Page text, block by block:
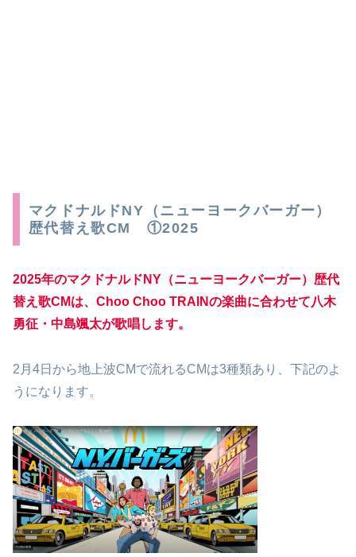
マクドナルドNY（ニューヨークバーガー）
歴代替え歌CM ①2025
2025年のマクドナルドNY（ニューヨークバーガー）歴代
替え歌CMは、Choo Choo TRAINの楽曲に合わせて八木
勇征・中島颯太が歌唱します。
2月4日から地上波CMで流れるCMは3種類あり、下記のよ
うになります。